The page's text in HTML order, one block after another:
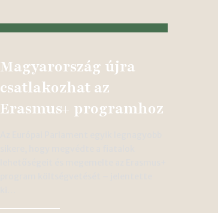
Magyarország újra
csatlakozhat az
Erasmus+ programhoz